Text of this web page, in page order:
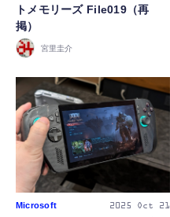
トメモリーズ File019（再
掲）
宮里圭介
Microsoft 2025 Oct 21